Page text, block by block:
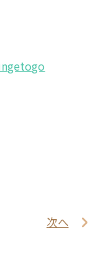
次へ